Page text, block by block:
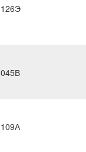
126Э
045В
109А